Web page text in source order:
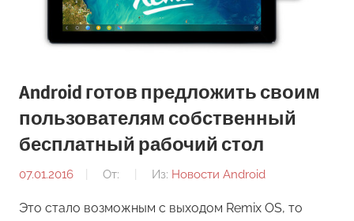
Android готов предложить своим
пользователям собственный
бесплатный рабочий стол
07.01.2016 От: Из: Новости Android
Это стало возможным с выходом Remix OS, то